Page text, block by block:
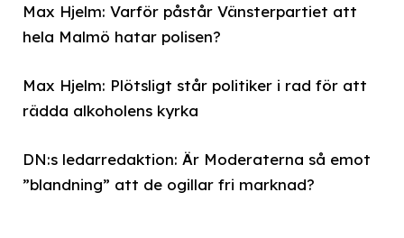
Max Hjelm: Varför påstår Vänsterpartiet att
hela Malmö hatar polisen?
Max Hjelm: Plötsligt står politiker i rad för att
rädda alkoholens kyrka
DN:s ledarredaktion: Är Moderaterna så emot
”blandning” att de ogillar fri marknad?